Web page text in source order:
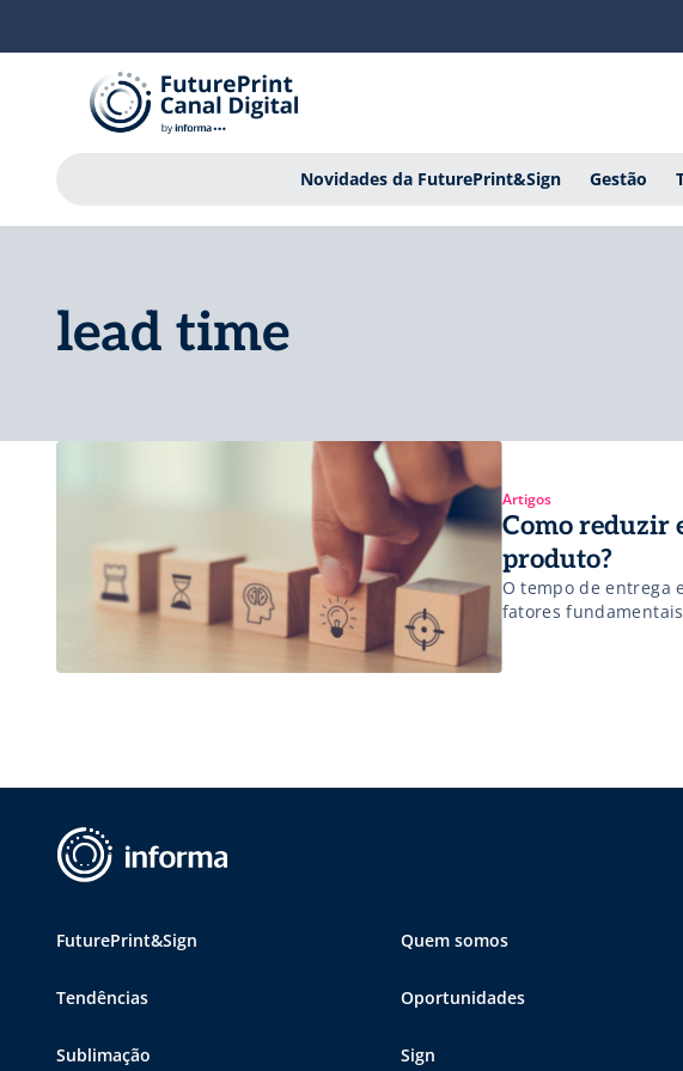
Novidades da FuturePrint&Sign Gestão
lead time
Artigos
Como reduzir
produto?
O tempo de entrega
fatores
FuturePrint&Sign Quem somos
Tendências Oportunidades
Sublimação Sign